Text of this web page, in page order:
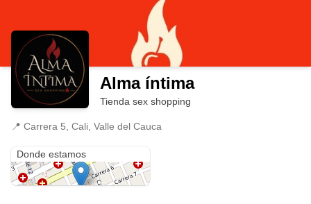
Alma íntima
Tienda sex shopping
📍 Carrera 5, Cali, Valle del Cauca
Donde estamos